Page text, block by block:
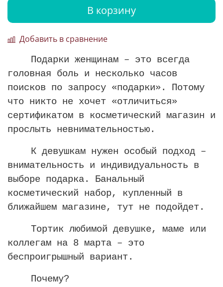
В корзину
Добавить в сравнение
Подарки женщинам – это всегда
головная боль и несколько часов
поисков по запросу «подарки». Потому
что никто не хочет «отличиться»
сертификатом в косметический магазин и
прослыть невнимательностью.
К девушкам нужен особый подход –
внимательность и индивидуальность в
выборе подарка. Банальный
косметический набор, купленный в
ближайшем магазине, тут не подойдет.
Тортик любимой девушке, маме или
коллегам на 8 марта – это
беспроигрышный вариант.
Почему?